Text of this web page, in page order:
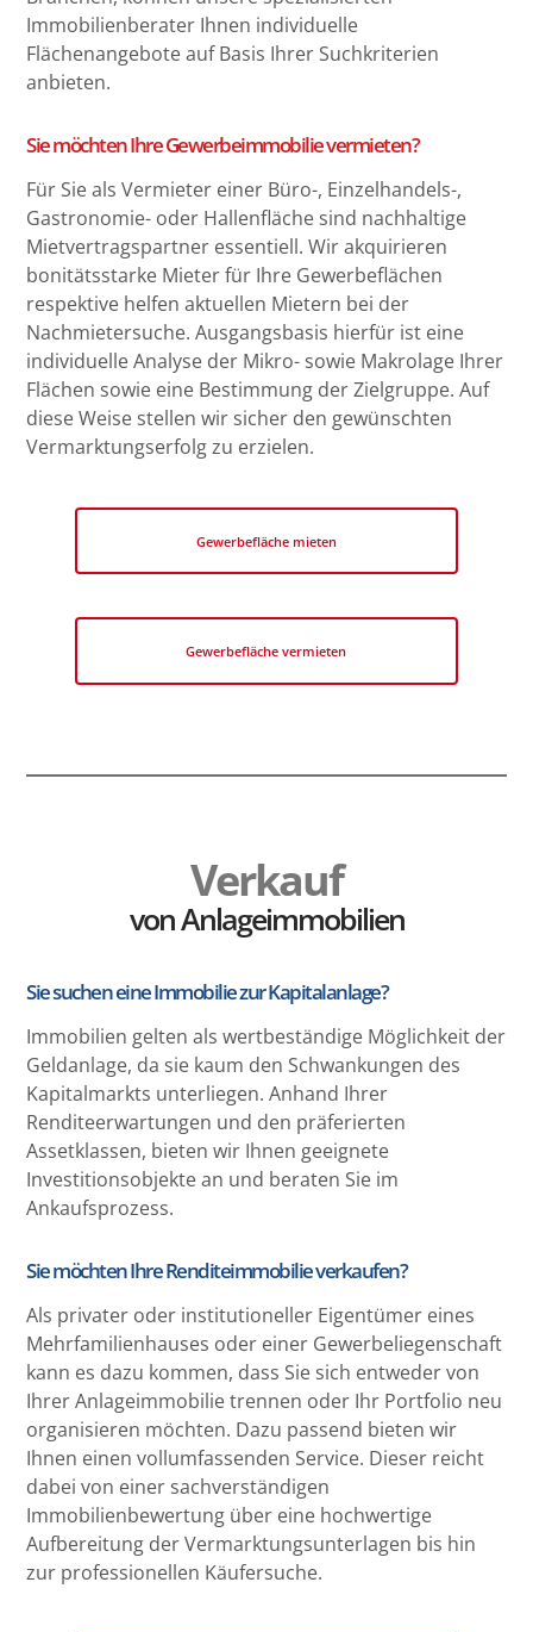
Immobilienberater Ihnen individuelle
Flächenangebote auf Basis Ihrer Suchkriterien
anbieten.
Sie möchten Ihre Gewerbeimmobilie vermieten?
Für Sie als Vermieter einer Büro-, Einzelhandels-,
Gastronomie- oder Hallenfläche sind nachhaltige
Mietvertragspartner essentiell. Wir akquirieren
bonitätsstarke Mieter für Ihre Gewerbeflächen
respektive helfen aktuellen Mietern bei der
Nachmietersuche. Ausgangsbasis hierfür ist eine
individuelle Analyse der Mikro- sowie Makrolage Ihrer
Flächen sowie eine Bestimmung der Zielgruppe. Auf
diese Weise stellen wir sicher den gewünschten
Vermarktungserfolg zu erzielen.
Gewerbefläche mieten
Gewerbefläche vermieten
Verkauf
von Anlageimmobilien
Sie suchen eine Immobilie zur Kapitalanlage?
Immobilien gelten als wertbeständige Möglichkeit der
Geldanlage, da sie kaum den Schwankungen des
Kapitalmarkts unterliegen. Anhand Ihrer
Renditeerwartungen und den präferierten
Assetklassen, bieten wir Ihnen geeignete
Investitionsobjekte an und beraten Sie im
Ankaufsprozess.
Sie möchten Ihre Renditeimmobilie verkaufen?
Als privater oder institutioneller Eigentümer eines
Mehrfamilienhauses oder einer Gewerbeliegenschaft
kann es dazu kommen, dass Sie sich entweder von
Ihrer Anlageimmobilie trennen oder Ihr Portfolio neu
organisieren möchten. Dazu passend bieten wir
Ihnen einen vollumfassenden Service. Dieser reicht
dabei von einer sachverständigen
Immobilienbewertung über eine hochwertige
Aufbereitung der Vermarktungsunterlagen bis hin
zur professionellen Käufersuche.